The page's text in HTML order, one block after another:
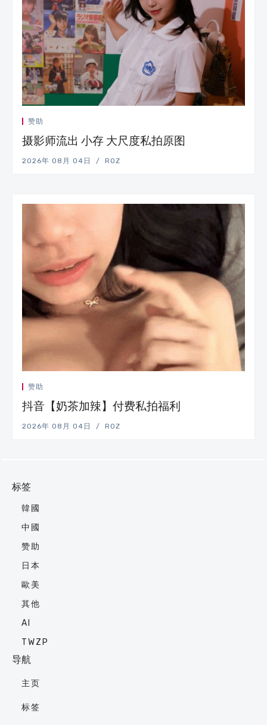
赞助
摄影师流出 小存 大尺度私拍原图
2026年 08月 04日 ROZ
赞助
抖音【奶茶加辣】付费私拍福利
2026年 08月 04日 ROZ
标签
韓國
中國
赞助
日本
歐美
其他
AI
TWZP
导航
主页
标签